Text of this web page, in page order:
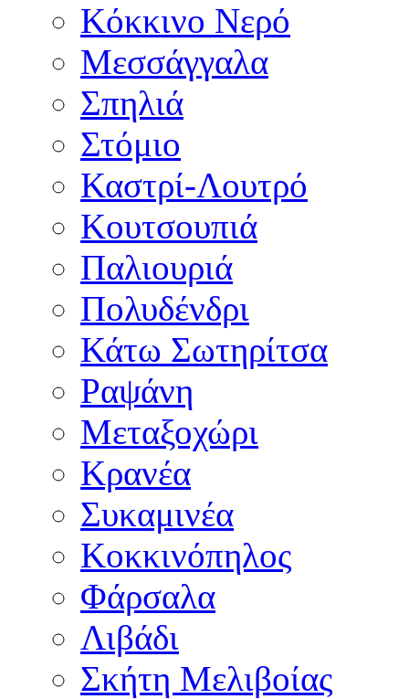
Κόκκινο Νερό
Μεσσάγγαλα
Σπηλιά
Στόμιο
Καστρί-Λουτρό
Κουτσουπιά
Παλιουριά
Πολυδένδρι
Κάτω Σωτηρίτσα
Ραψάνη
Μεταξοχώρι
Κρανέα
Συκαμινέα
Κοκκινόπηλος
Φάρσαλα
Λιβάδι
Σκήτη Μελιβοίας